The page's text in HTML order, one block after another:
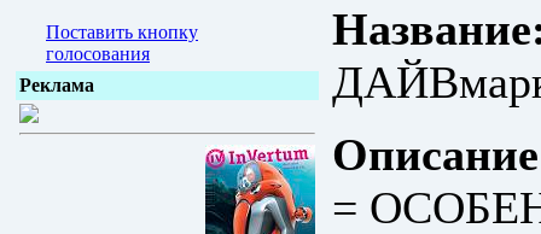
Поставить кнопку
голосования
Реклама
=